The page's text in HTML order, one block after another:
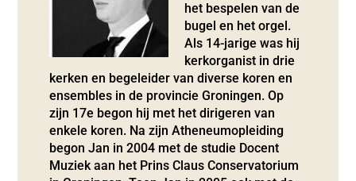
het bespelen van de
bugel en het orgel.
Als 14-jarige was hij
kerkorganist in drie
kerken en begeleider van diverse koren en
ensembles in de provincie Groningen. Op
zijn 17e begon hij met het dirigeren van
enkele koren. Na zijn Atheneumopleiding
begon Jan in 2004 met de studie Docent
Muziek aan het Prins Claus Conservatorium